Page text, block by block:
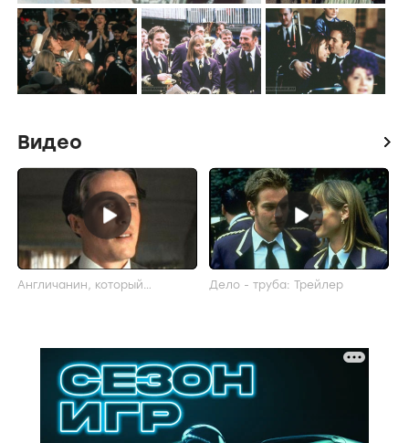
Видео icon
Англичанин, который
Дело - труба: Трейлер